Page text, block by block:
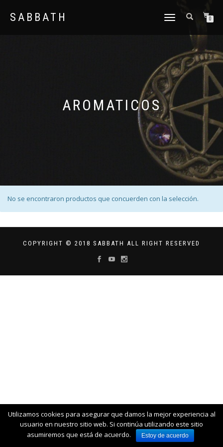
SABBATH
CAMBIAR
0
AROMATICOS
No se encontraron productos que concuerden con la selección.
COPYRIGHT © 2018 SABBATH ALL RIGHT RESERVED
Utilizamos cookies para asegurar que damos la mejor experiencia al
usuario en nuestro sitio web. Si continúa utilizando este sitio
asumiremos que está de acuerdo.
Estoy de acuerdo